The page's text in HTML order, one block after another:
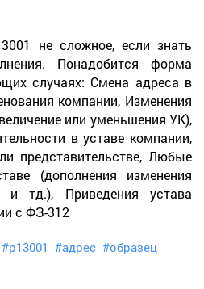
не сложное, если знать
Понадобится форма
случаях: Смена адреса в
компании, Изменения
или уменьшения УК),
в уставе компании,
представительстве, Любые
(дополнения изменения
и тд.), Приведения устава
с ФЗ-312
#р13001 #адрес #образец